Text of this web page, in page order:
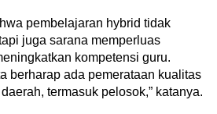
pembelajaran hybrid tidak
juga sarana memperluas
kompetensi guru.
berharap ada pemerataan kualitas
termasuk pelosok,” katanya.